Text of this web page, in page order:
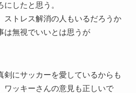
したと思う。
ストレス解消の人もいるだろうか
は無視でいいとは思うが
剣にサッカーを愛しているからも
ワッキーさんの意見も正しいで